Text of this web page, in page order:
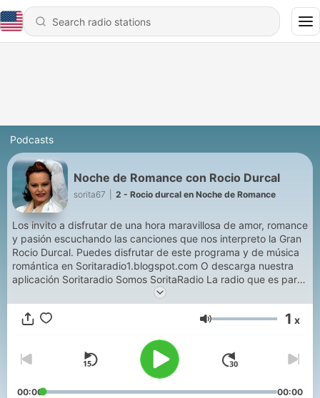
Podcasts
Noche de Romance con Rocio Durcal
sorita67 2 - Rocio durcal en Noche de Romance
Los invito a disfrutar de una hora maravillosa de amor, romance
y pasión escuchando las canciones que nos interpreto la Gran
Rocio Durcal. Puedes disfrutar de este programa y de música
romántica en Soritaradio1.blogspot.com O descarga nuestra
aplicación Soritaradio Somos SoritaRadio La radio que es para
Volume 1 x
00:00 00:00